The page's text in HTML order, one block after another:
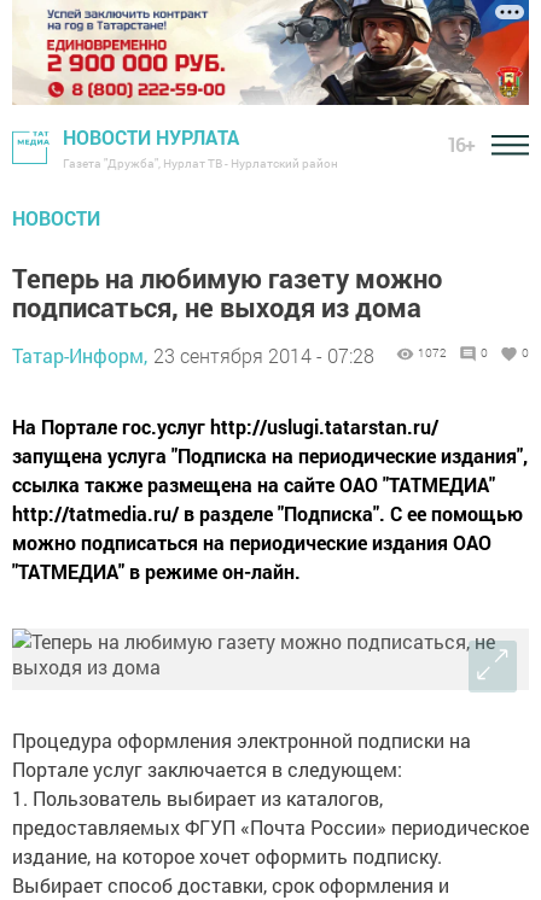
НОВОСТИ НУРЛАТА
Газета "Дружба", Нурлат ТВ - Нурлатский район
16+
НОВОСТИ
Теперь на любимую газету можно
подписаться, не выходя из дома
Татар-Информ, 23 сентября 2014 - 07:28 1072 0 0
На Портале гос.услуг http://uslugi.tatarstan.ru/
запущена услуга "Подписка на периодические издания",
ссылка также размещена на сайте ОАО "ТАТМЕДИА"
http://tatmedia.ru/ в разделе "Подписка". С ее помощью
можно подписаться на периодические издания ОАО
"ТАТМЕДИА" в режиме он-лайн.
Процедура оформления электронной подписки на
Портале услуг заключается в следующем:
1. Пользователь выбирает из каталогов,
предоставляемых ФГУП «Почта России» периодическое
издание, на которое хочет оформить подписку.
Выбирает способ доставки, срок оформления и